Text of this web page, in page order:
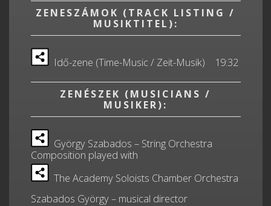
ZENESZÁMOK (TRACK LISTING /
MUSIKTITEL):
Idő-zene (Time-Music / Zeit-Musik) 19:32
ZENÉSZEK (MUSICIANS /
MUSIKER):
György Szabados – String Orchestra
Composition played with
The Academy Soloists Chamber Orchestra
Szabados György – musical director